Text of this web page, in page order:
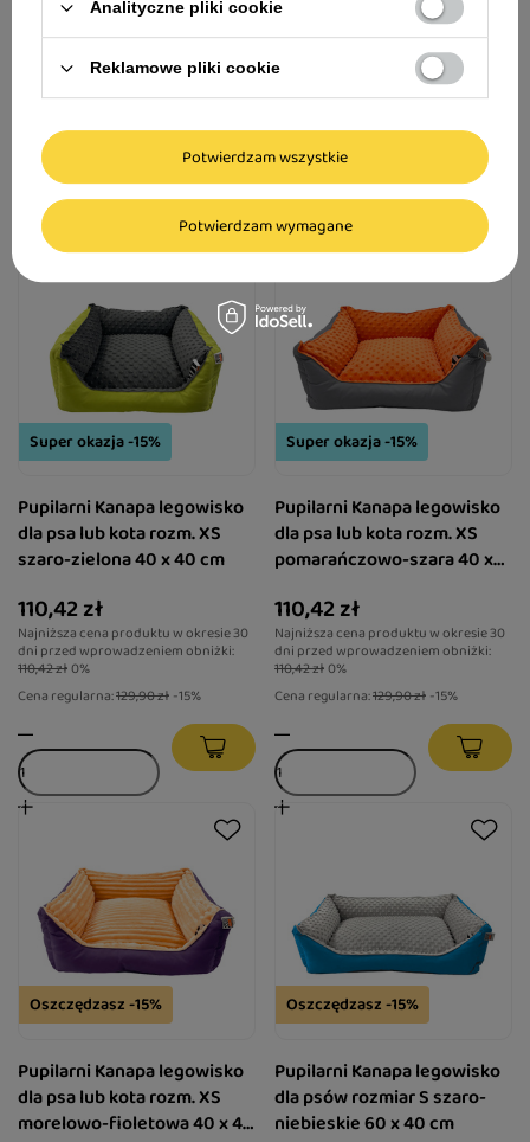
Domek z filcu dla psa Dolina
269,00 zł
Cooper & Pals Mata do
samochodu dla psa
47,89 zł
Super okazja -15%
Pupilarni Kanapa legowisko
dla psa lub kota rozm. XS
szaro-zielona 40 x 40 cm
110,42 zł
Najniższa cena produktu w okresie 30
dni przed wprowadzeniem obniżki:
110,42 zł0%
Cena regularna:129,90 zł -15%
Super okazja -15%
Pupilarni Kanapa legowisko
dla psa lub kota rozm. XS
pomarańczowo-szara 40 x
110,42 zł
Najniższa cena produktu w okresie 30
dni przed wprowadzeniem obniżki:
110,42 zł0%
Cena regularna:129,90 zł -15%
Oszczędzasz -15%
Pupilarni Kanapa legowisko
dla psa lub kota rozm. XS
morelowo-fioletowa 40 x 40
Oszczędzasz -15%
Pupilarni Kanapa legowisko
dla psów rozmiar S szaro-
niebieskie 60 x 40 cm
Analityczne pliki cookie
Reklamowe pliki cookie
Potwierdzam wymagane
Potwierdzam wszystkie